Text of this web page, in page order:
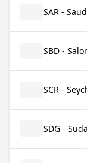
SAR -
SBD -
SCR -
SDG -